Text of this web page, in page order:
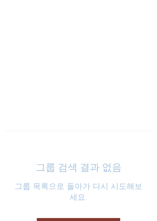
그룹 검색 결과 없음
그룹 목록으로 돌아가 다시 시도해보
세요.